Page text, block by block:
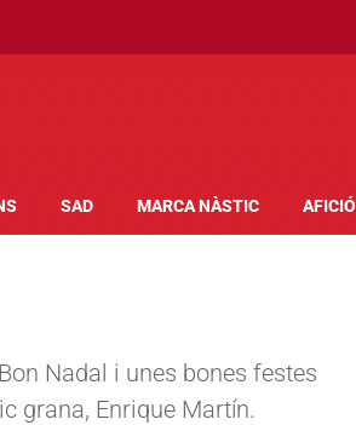
SAD MARCA NÀSTIC AFICIÓ
Nadal i unes bones festes
grana, Enrique Martín.